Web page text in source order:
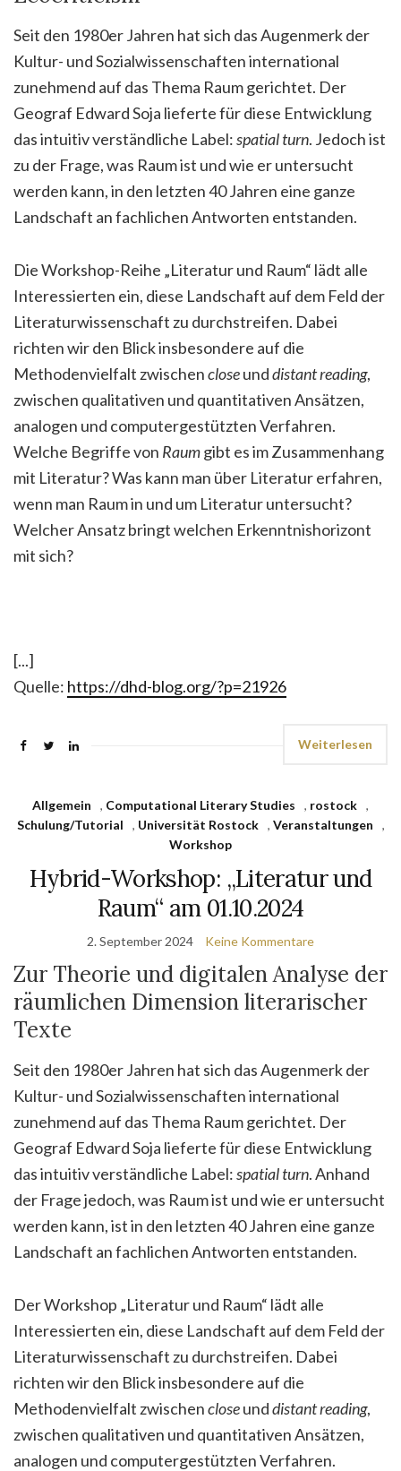
Seit den 1980er Jahren hat sich das Augenmerk der
Kultur- und Sozialwissenschaften international
zunehmend auf das Thema Raum gerichtet. Der
Geograf Edward Soja lieferte für diese Entwicklung
das intuitiv verständliche Label:spatial turn. Jedoch ist
zu der Frage, was Raum ist und wie er untersucht
werden kann, in den letzten 40 Jahren eine ganze
Landschaft an fachlichen Antworten entstanden.
Die Workshop-Reihe „Literatur und Raum“ lädt alle
Interessierten ein, diese Landschaft auf dem Feld der
Literaturwissenschaft zu durchstreifen. Dabei
richten wir den Blick insbesondere auf die
Methodenvielfalt zwischencloseunddistant reading,
zwischen qualitativen und quantitativen Ansätzen,
analogen und computergestützten Verfahren.
Welche Begriffe von Raumgibt es im Zusammenhang
mit Literatur? Was kann man über Literatur erfahren,
wenn man Raum in und um Literatur untersucht?
Welcher Ansatz bringt welchen Erkenntnishorizont
mit sich?
[...]
Quelle: https://dhd-blog.org/?p=21926
Weiterlesen
Allgemein , Computational Literary Studies , rostock ,
Schulung/Tutorial
, Universität Rostock , Veranstaltungen
,
Workshop
Hybrid-Workshop: „Literatur und
Raum“ am 01.10.2024
2. September 2024 Keine Kommentare
Zur Theorie und digitalen Analyse der
räumlichen Dimension literarischer
Texte
Seit den 1980er Jahren hat sich das Augenmerk der
Kultur- und Sozialwissenschaften international
zunehmend auf das Thema Raum gerichtet. Der
Geograf Edward Soja lieferte für diese Entwicklung
das intuitiv verständliche Label:spatial turn. Anhand
der Frage jedoch, was Raum ist und wie er untersucht
werden kann, ist in den letzten 40 Jahren eine ganze
Landschaft an fachlichen Antworten entstanden.
Der Workshop „Literatur und Raum“ lädt alle
Interessierten ein, diese Landschaft auf dem Feld der
Literaturwissenschaft zu durchstreifen. Dabei
richten wir den Blick insbesondere auf die
Methodenvielfalt zwischencloseunddistant reading,
zwischen qualitativen und quantitativen Ansätzen,
analogen und computergestützten Verfahren.